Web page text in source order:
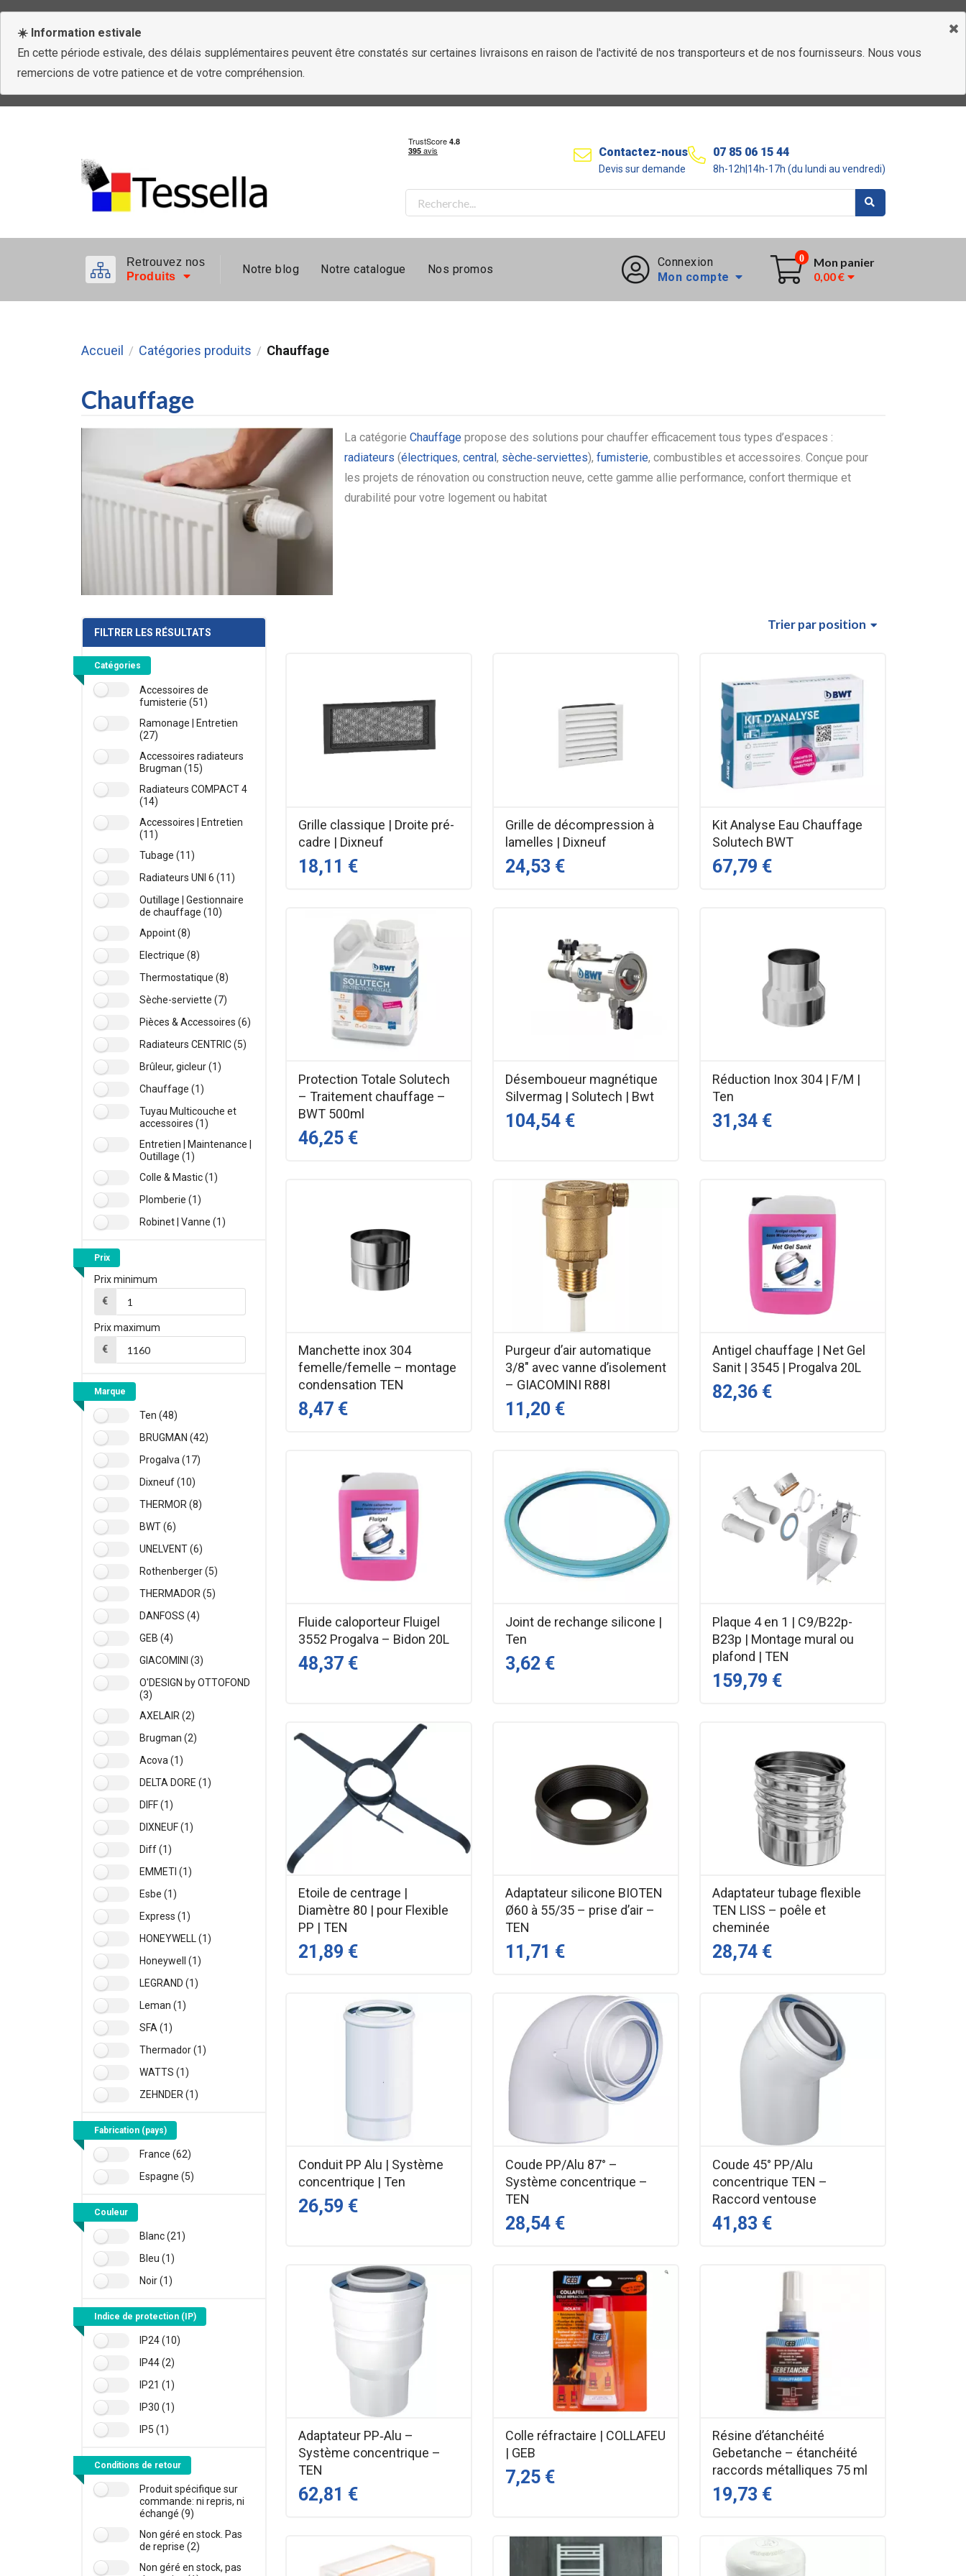
☀️ Information estivale
En cette période estivale, des délais supplémentaires peuvent être constatés sur certaines livraisons en raison de l'activité de nos transporteurs et de nos fournisseurs. Nous vous
remercions de votre patience et de votre compréhension.
Contactez-nous
Devis sur demande
07 85 06 15 44
8h-12h|14h-17h (du lundi au vendredi)
Retrouvez nos
Produits
Notre blog Notre catalogue Nos promos
Connexion
Mon compte
0
Mon panier
0,00 €
Accueil / Catégories produits / Chauffage
Chauffage
La catégorie Chauffagepropose des solutions pour chauffer efficacement tous types d’espaces :
radiateurs (électriques, central, sèche‑serviettes), fumisterie, combustibles et accessoires. Conçue pour
les projets de rénovation ou construction neuve, cette gamme allie performance, confort thermique et
durabilité pour votre logement ou habitat
FILTRER LES RÉSULTATS
Catégories
Accessoires de
fumisterie (51)
Ramonage | Entretien
(27)
Accessoires radiateurs
Brugman (15)
Radiateurs COMPACT 4
(14)
Accessoires | Entretien
(11)
Tubage (11)
Radiateurs UNI 6 (11)
Outillage | Gestionnaire
de chauffage (10)
Appoint (8)
Electrique (8)
Thermostatique (8)
Sèche-serviette (7)
Pièces & Accessoires (6)
Radiateurs CENTRIC (5)
Brûleur, gicleur (1)
Chauffage (1)
Tuyau Multicouche et
accessoires (1)
Entretien | Maintenance |
Outillage (1)
Colle & Mastic (1)
Plomberie (1)
Robinet | Vanne (1)
Prix
Prix minimum
€
Prix maximum
€
Marque
Ten (48)
BRUGMAN (42)
Progalva (17)
Dixneuf (10)
THERMOR (8)
BWT (6)
UNELVENT (6)
Rothenberger (5)
THERMADOR (5)
DANFOSS (4)
GEB (4)
GIACOMINI (3)
O'DESIGN by OTTOFOND
(3)
AXELAIR (2)
Brugman (2)
Acova (1)
DELTA DORE (1)
DIFF (1)
DIXNEUF (1)
Diff (1)
EMMETI (1)
Esbe (1)
Express (1)
HONEYWELL (1)
Honeywell (1)
LEGRAND (1)
Leman (1)
SFA (1)
Thermador (1)
WATTS (1)
ZEHNDER (1)
Fabrication (pays)
France (62)
Espagne (5)
Couleur
Blanc (21)
Bleu (1)
Noir (1)
Indice de protection (IP)
IP24 (10)
IP44 (2)
IP21 (1)
IP30 (1)
IP5 (1)
Conditions de retour
Produit spécifique sur
commande: ni repris, ni
échangé (9)
Non géré en stock. Pas
de reprise (2)
Non géré en stock, pas
Trierpar position
Grille classique | Droite pré-
cadre | Dixneuf
18,11 €
Grille de décompression à
lamelles | Dixneuf
24,53 €
Kit Analyse Eau Chauffage
Solutech BWT
67,79 €
Protection Totale Solutech
– Traitement chauffage –
BWT 500ml
46,25 €
Désemboueur magnétique
Silvermag | Solutech | Bwt
104,54 €
Réduction Inox 304 | F/M |
Ten
31,34 €
Manchette inox 304
femelle/femelle – montage
condensation TEN
8,47 €
Purgeur d’air automatique
3/8" avec vanne d’isolement
– GIACOMINI R88I
11,20 €
Antigel chauffage | Net Gel
Sanit | 3545 | Progalva 20L
82,36 €
Fluide caloporteur Fluigel
3552 Progalva – Bidon 20L
48,37 €
Joint de rechange silicone |
Ten
3,62 €
Plaque 4 en 1 | C9/B22p-
B23p | Montage mural ou
plafond | TEN
159,79 €
Etoile de centrage |
Diamètre 80 | pour Flexible
PP | TEN
21,89 €
Adaptateur silicone BIOTEN
Ø60 à 55/35 – prise d’air –
TEN
11,71 €
Adaptateur tubage flexible
TEN LISS – poêle et
cheminée
28,74 €
Conduit PP Alu | Système
concentrique | Ten
26,59 €
Coude PP/Alu 87° –
Système concentrique –
TEN
28,54 €
Coude 45° PP/Alu
concentrique TEN –
Raccord ventouse
41,83 €
Adaptateur PP‑Alu –
Système concentrique –
TEN
62,81 €
Colle réfractaire | COLLAFEU
| GEB
7,25 €
Résine d’étanchéité
Gebetanche – étanchéité
raccords métalliques 75 ml
19,73 €